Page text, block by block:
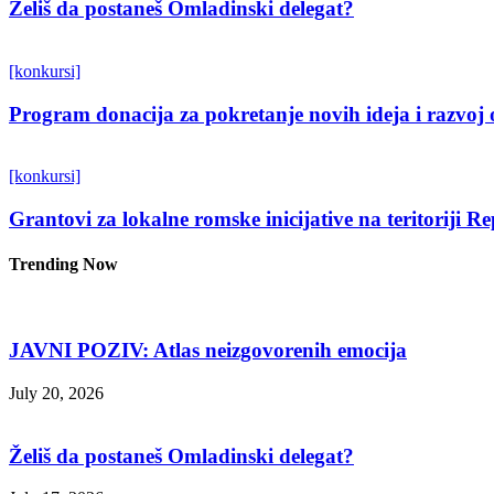
Želiš da postaneš Omladinski delegat?
[konkursi]
Program donacija za pokretanje novih ideja i razvoj
[konkursi]
Grantovi za lokalne romske inicijative na teritoriji
Trending Now
JAVNI POZIV: Atlas neizgovorenih emocija
July 20, 2026
Želiš da postaneš Omladinski delegat?